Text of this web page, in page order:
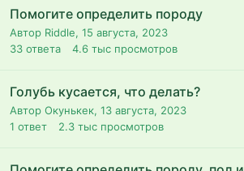
Помогите определить породу
Автор Riddle, 15 августа, 2023
33 ответа 4.6 тыс просмотров
Голубь кусается, что делать?
Автор Окунькек, 13 августа, 2023
1 ответ 2.3 тыс просмотров